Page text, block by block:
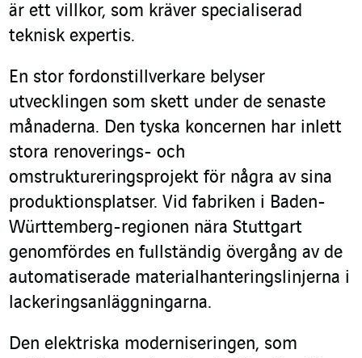
är ett villkor, som kräver specialiserad
teknisk expertis.
En stor fordonstillverkare belyser
utvecklingen som skett under de senaste
månaderna. Den tyska koncernen har inlett
stora renoverings- och
omstruktureringsprojekt för några av sina
produktionsplatser. Vid fabriken i Baden-
Württemberg-regionen nära Stuttgart
genomfördes en fullständig övergång av de
automatiserade materialhanteringslinjerna i
lackeringsanläggningarna.
Den elektriska moderniseringen, som